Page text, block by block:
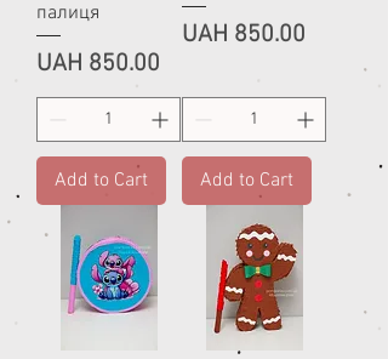
палиця
Price
UAH 850.00
Add to Cart
Price
UAH 850.00
Add to Cart